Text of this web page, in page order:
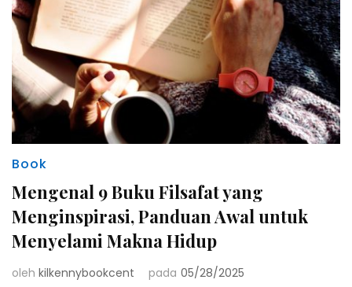
Book
Mengenal 9 Buku Filsafat yang
Menginspirasi, Panduan Awal untuk
Menyelami Makna Hidup
oleh kilkennybookcent pada 05/28/2025